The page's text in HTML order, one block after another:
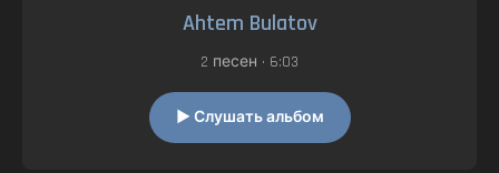
Ahtem Bulatov
2 песен • 6:03
▶ Слушать альбом